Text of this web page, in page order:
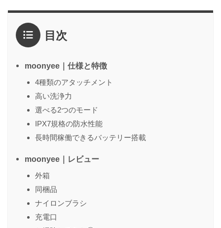
4点
3点
2点
1点
感想 * 目次
moonyee｜仕様と特徴
4種類のアタッチメント
高い洗浄力
選べる2つのモード
IPX7規格の防水性能
長時間稼働できるバッテリー搭載
moonyee｜レビュー
外箱
同梱品
ナイロンブラシ
充電口